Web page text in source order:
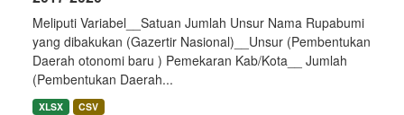
Meliputi Variabel__Satuan Jumlah Unsur Nama Rupabumi
yang dibakukan (Gazertir Nasional)__Unsur (Pembentukan
Daerah otonomi baru ) Pemekaran Kab/Kota__ Jumlah
(Pembentukan Daerah...
XLSX CSV